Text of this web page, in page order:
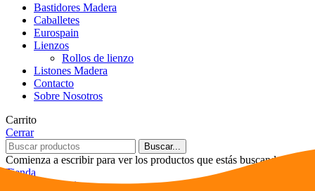
Bastidores Madera
Caballetes
Eurospain
Lienzos
Rollos de lienzo
Listones Madera
Contacto
Sobre Nosotros
Carrito
Cerrar
Buscar...
Comienza a escribir para ver los productos que estás buscando.
Tienda
Carrito